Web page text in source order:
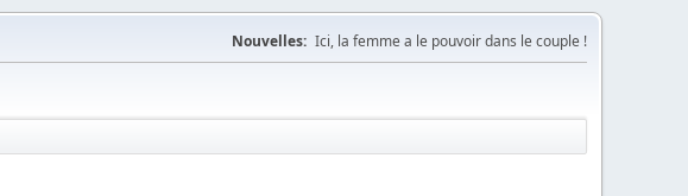
Nouvelles: Ici, la femme a le pouvoir dans le couple !